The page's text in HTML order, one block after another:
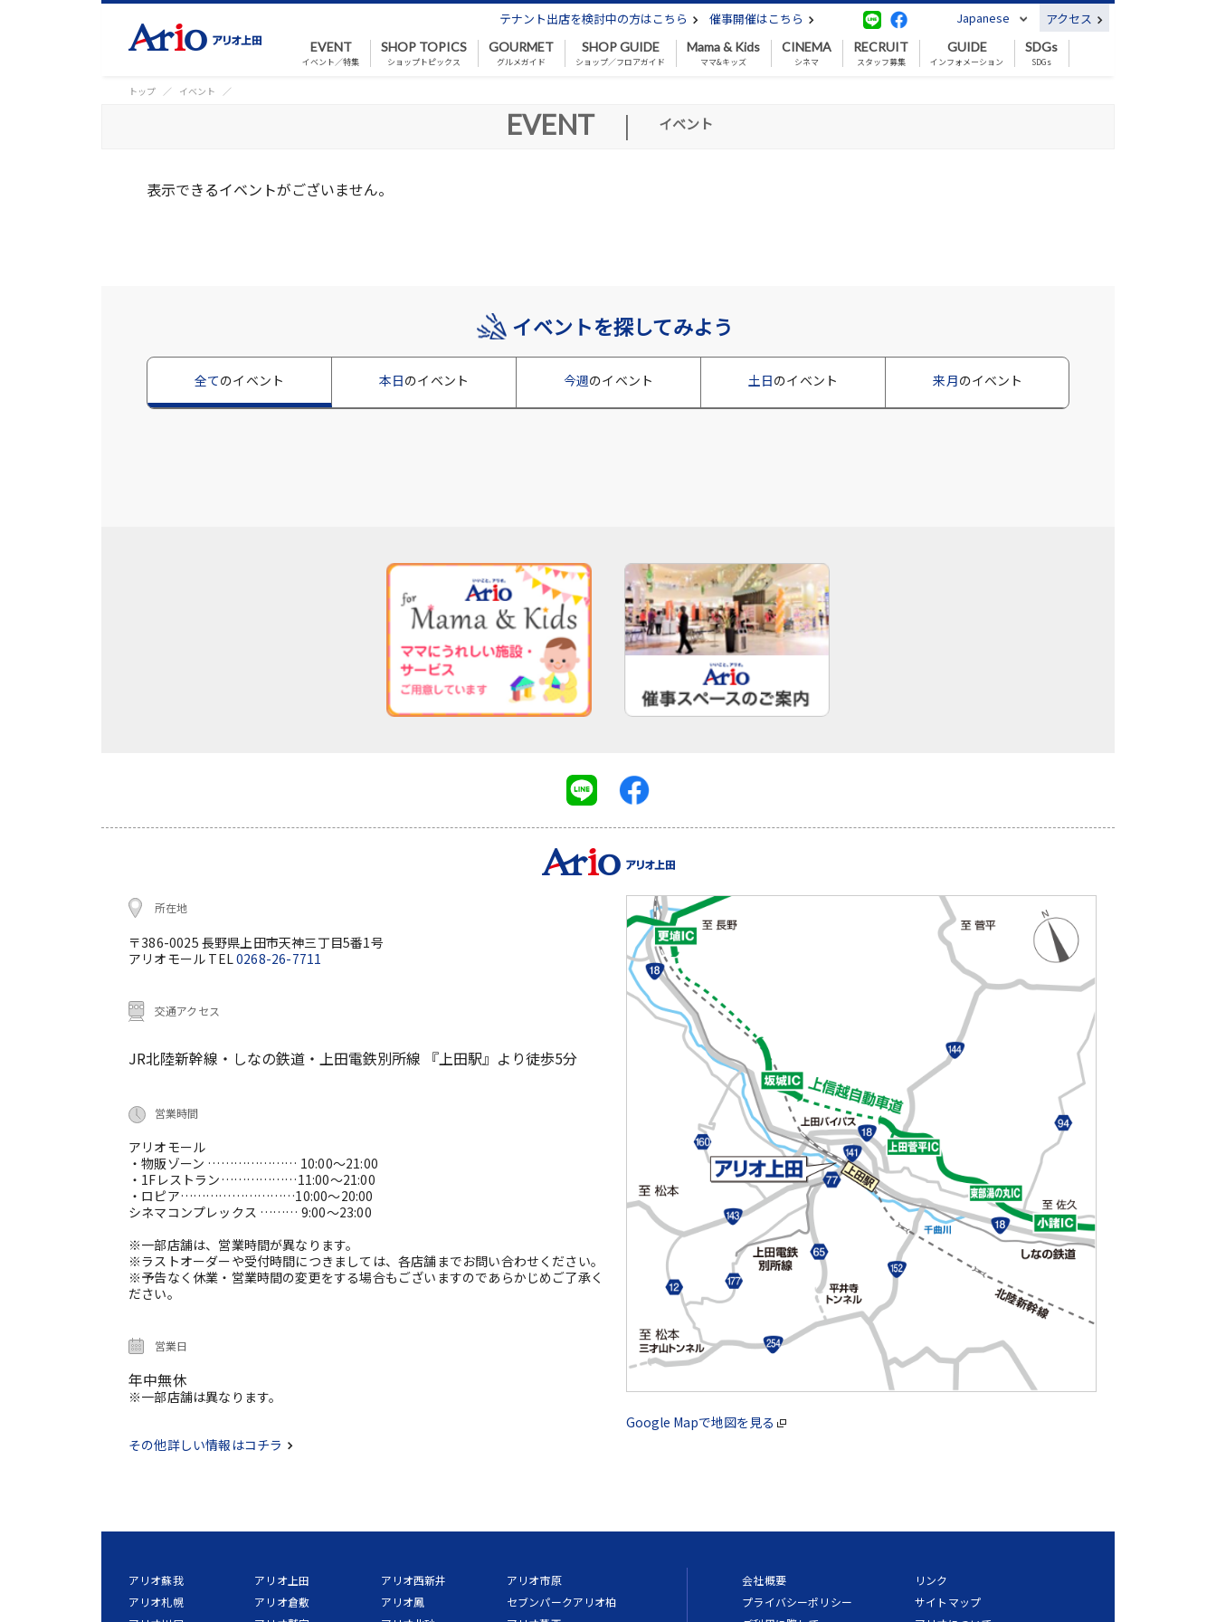
テナント出店を検討中の方はこちら 催事開催はこちら Japanese アクセス
EVENT
イベント／特集
SHOP TOPICS
ショップトピックス
GOURMET
グルメガイド
SHOP GUIDE
ショップ／フロアガイド
Mama & Kids
ママ&キッズ
CINEMA
シネマ
RECRUIT
スタッフ募集
GUIDE
インフォメーション
SDGs
SDGs
トップ イベント
EVENT | イベント
表示できるイベントがございません。
イベントを探してみよう
全てのイベント 本日のイベント 今週のイベント 土日のイベント 来月のイベント
所在地
〒386-0025 長野県上田市天神三丁目5番1号
アリオモール TEL0268-26-7711
交通アクセス
JR北陸新幹線・しなの鉄道・上田電鉄別所線 『上田駅』より徒歩5分
営業時間
アリオモール
・物販ゾーン ………………… 10:00～21:00
・1Fレストラン………………11:00～21:00
・ロピア………………………10:00～20:00
シネマコンプレックス ……… 9:00～23:00
※一部店舗は、営業時間が異なります。
※ラストオーダーや受付時間につきましては、各店舗までお問い合わせください。
※予告なく休業・営業時間の変更をする場合もございますのであらかじめご了承く
ださい。
営業日
年中無休
※一部店舗は異なります。
その他詳しい情報はコチラ
Google Mapで地図を見る
アリオ蘇我
アリオ札幌
アリオ上田
アリオ倉敷
アリオ西新井
アリオ鳳
アリオ市原
セブンパークアリオ柏
会社概要
プライバシーポリシー
リンク
サイトマップ